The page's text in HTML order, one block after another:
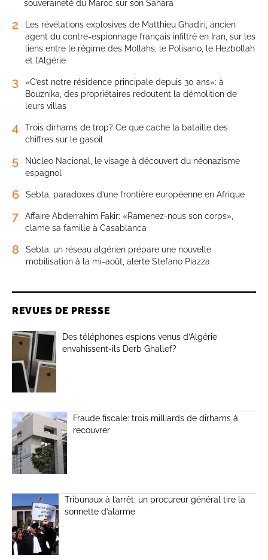
souveraineté du Maroc sur son Sahara
2
Les révélations explosives de Matthieu Ghadiri, ancien
agent du contre-espionnage français infiltré en Iran, sur les
liens entre le régime des Mollahs, le Polisario, le Hezbollah
et l’Algérie
3
«C’est notre résidence principale depuis 30 ans»: à
Bouznika, des propriétaires redoutent la démolition de
leurs villas
4
Trois dirhams de trop? Ce que cache la bataille des
chiffres sur le gasoil
5
Núcleo Nacional, le visage à découvert du néonazisme
espagnol
6 Sebta, paradoxes d’une frontière européenne en Afrique
7
Affaire Abderrahim Fakir: «Ramenez-nous son corps»,
clame sa famille à Casablanca
8
Sebta: un réseau algérien prépare une nouvelle
mobilisation à la mi-août, alerte Stefano Piazza
REVUES DE PRESSE
Des téléphones espions venus d’Algérie
envahissent-ils Derb Ghallef?
Fraude fiscale: trois milliards de dirhams à
recouvrer
Tribunaux à l’arrêt: un procureur général tire la
sonnette d’alarme